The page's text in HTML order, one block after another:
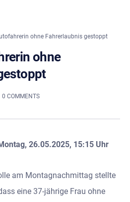
ohne Fahrerlaubnis gestoppt
ohne
0 COMMENTS
26.05.2025, 15:15 Uhr
am Montagnachmittag stellte
eine 37-jährige Frau ohne